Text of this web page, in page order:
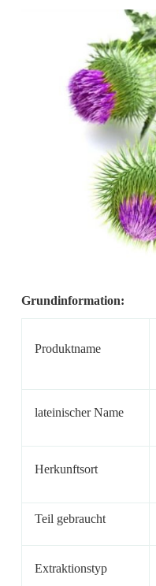
Grundinformation:
Produktname
lateinischer Name
Herkunftsort
Teil gebraucht
Extraktionstyp